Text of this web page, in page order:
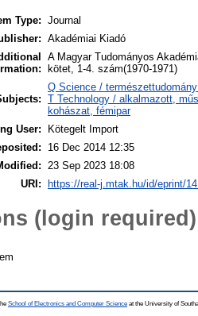
Type: Journal
Akadémiai Kiadó
A Magyar Tudományos
kötet, 1-4. szám(1970-1971)
Q Science /
T Technology / alkalmazott,
kohászat, fémipar
User:
Kötegelt Import
16 Dec 2014 12:35
23 Sep 2023 18:08
URI: https://real-j.mtak.hu/id/eprint/
(login required)
School of Electronics and Computer Science at the University of